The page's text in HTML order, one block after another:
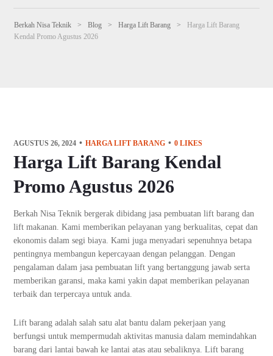
Berkah Nisa Teknik > Blog > Harga Lift Barang >
Harga Lift Barang
Kendal Promo Agustus 2026
AGUSTUS 26, 2024 HARGA LIFT BARANG 0 LIKES
Harga Lift Barang Kendal
Promo Agustus 2026
Berkah Nisa Teknik bergerak dibidang jasa pembuatan lift barang dan
lift makanan. Kami memberikan pelayanan yang berkualitas, cepat dan
ekonomis dalam segi biaya. Kami juga menyadari sepenuhnya betapa
pentingnya membangun kepercayaan dengan pelanggan. Dengan
pengalaman dalam jasa pembuatan lift yang bertanggung jawab serta
memberikan garansi, maka kami yakin dapat memberikan pelayanan
terbaik dan terpercaya untuk anda.
Lift barang adalah salah satu alat bantu dalam pekerjaan yang
berfungsi untuk mempermudah aktivitas manusia dalam memindahkan
barang dari lantai bawah ke lantai atas atau sebaliknya. Lift barang